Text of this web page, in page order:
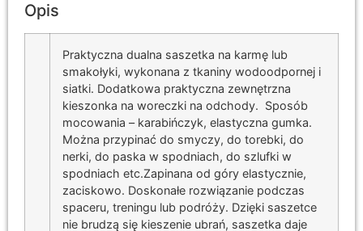
Opis
Praktyczna dualna saszetka na karmę lub
smakołyki, wykonana z tkaniny wodoodpornej i
siatki. Dodatkowa praktyczna zewnętrzna
kieszonka na woreczki na odchody. Sposób
mocowania – karabińczyk, elastyczna gumka.
Można przypinać do smyczy, do torebki, do
nerki, do paska w spodniach, do szlufki w
spodniach etc.Zapinana od góry elastycznie,
zaciskowo. Doskonałe rozwiązanie podczas
spaceru, treningu lub podróży. Dzięki saszetce
nie brudzą się kieszenie ubrań, saszetka daje